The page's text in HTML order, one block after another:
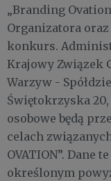
„Branding
Organizatora
konkurs.
Krajowy Związek
Warzyw -
Świętokrzyska 20,
osobowe będą
celach
OVATION”. Dane
określonym